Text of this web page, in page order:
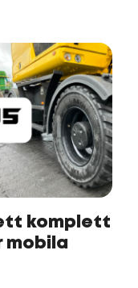
komplett
mobila